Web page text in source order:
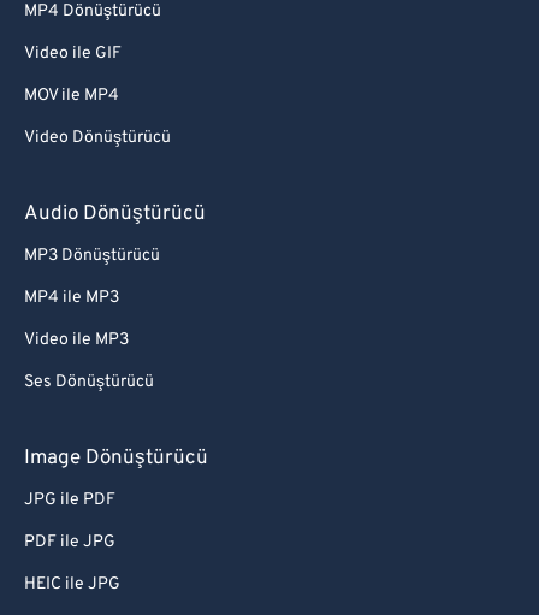
MP4 Dönüştürücü
Video ile GIF
MOV ile MP4
Video Dönüştürücü
Audio Dönüştürücü
MP3 Dönüştürücü
MP4 ile MP3
Video ile MP3
Ses Dönüştürücü
Image Dönüştürücü
JPG ile PDF
PDF ile JPG
HEIC ile JPG